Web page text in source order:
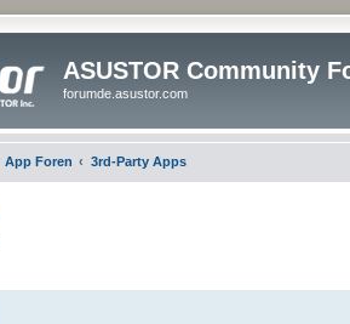
ASUSTOR Community
forumde.asustor.com
App Foren 3rd-Party Apps